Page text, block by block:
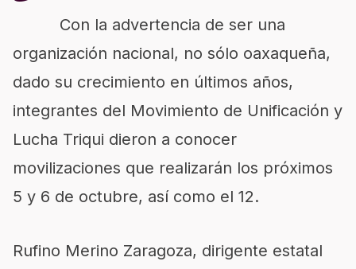
Con la advertencia de ser una
organización nacional, no sólo oaxaqueña,
dado su crecimiento en últimos años,
integrantes del Movimiento de Unificación y
Lucha Triqui dieron a conocer
movilizaciones que realizarán los próximos
5 y 6 de octubre, así como el 12.
Rufino Merino Zaragoza, dirigente estatal